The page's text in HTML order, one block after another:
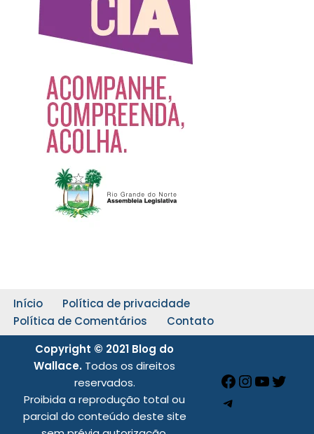
Início
Política de privacidade
Política de Comentários
Contato
Copyright © 2021 Blog do
Wallace. Todos os direitos
reservados.
Proibida a reprodução total ou
parcial do conteúdo deste site